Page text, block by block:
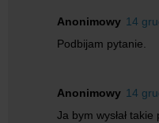
Anonimowy 14
Podbijam pytanie.
Anonimowy 14
Ja bym wysłał